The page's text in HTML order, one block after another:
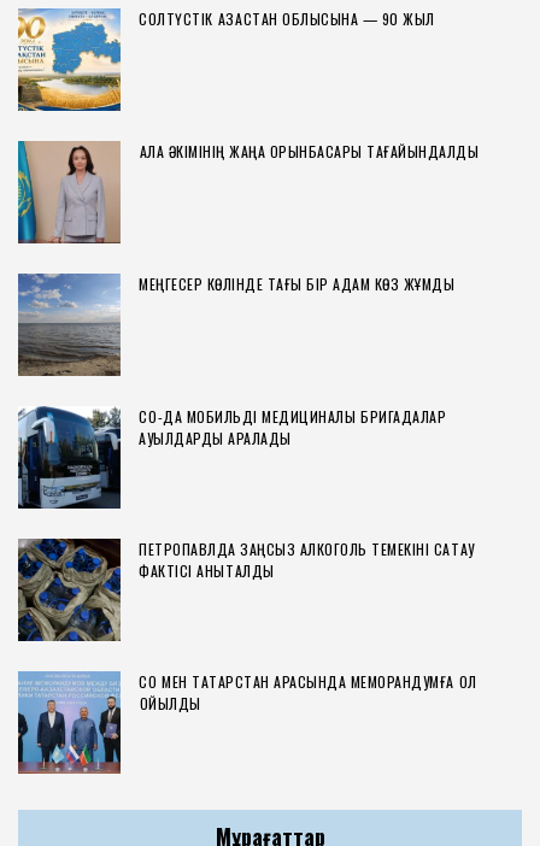
СОЛТҮСТІК ҚАЗАҚСТАН ОБЛЫСЫНА — 90 ЖЫЛ
ҚАЛА ӘКІМІНІҢ ЖАҢА ОРЫНБАСАРЫ ТАҒАЙЫНДАЛДЫ
МЕҢГЕСЕР КӨЛІНДЕ ТАҒЫ БІР АДАМ КӨЗ ЖҰМДЫ
СҚО-ДА МОБИЛЬДІ МЕДИЦИНАЛЫҚ БРИГАДАЛАР
АУЫЛДАРДЫ АРАЛАДЫ
ПЕТРОПАВЛДА ЗАҢСЫЗ АЛКОГОЛЬ ТЕМЕКІНІ САҚТАУ
ФАКТІСІ АНЫҚТАЛДЫ
СҚО МЕН ТАТАРСТАН АРАСЫНДА МЕМОРАНДУМҒА ҚОЛ
ҚОЙЫЛДЫ
Мұрағаттар